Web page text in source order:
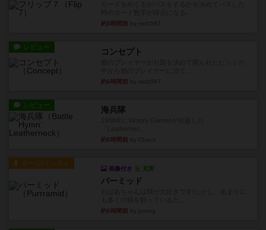
約5時間前
レビュー コンセプト
約6時間前
レビュー 海兵隊
約6時間前
ルール/インスト
画像付き 充実
パーミッド
約6時間前